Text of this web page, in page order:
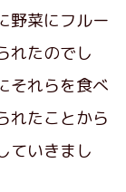
野菜にフルー
れたのでし
それらを食べ
れたことから
ていきまし